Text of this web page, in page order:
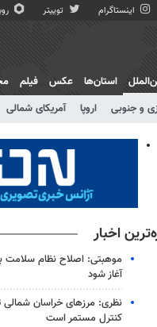
اینستاگرام توییتر
و جنوبی اروپا آمریکای شمالی
استان‌ها عکس فیلم
اخبار
موهبتی: اصلاح نظام سلامت
آغاز شود
نظری: مرزهای خراسان
کنترل مستمر است